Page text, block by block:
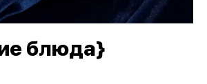
блюда}